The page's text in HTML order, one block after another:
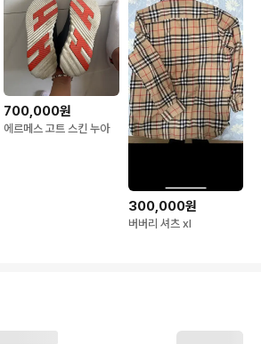
700,000원
에르메스 고트 스킨 누아
300,000원
버버리 셔츠 xl